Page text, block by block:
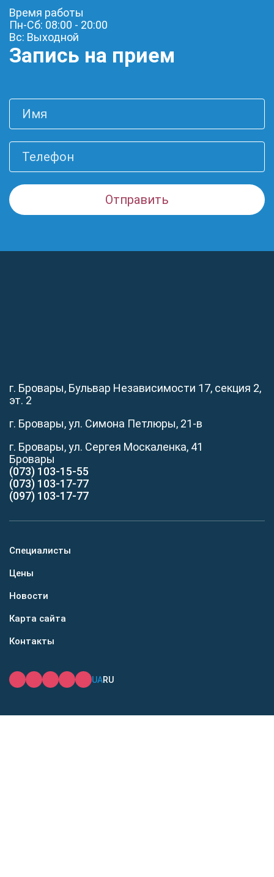
Время работы
Пн-Сб: 08:00 - 20:00
Вс: Выходной
Запись на прием
г. Бровары, Бульвар Независимости 17, секция 2,
эт. 2
г. Бровары, ул. Симона Петлюры, 21-в
г. Бровары, ул. Сергея Москаленка, 41
Бровары
(073) 103-15-55
(073) 103-17-77
(097) 103-17-77
UARU
Специалисты
Цены
Новости
Карта сайта
Контакты